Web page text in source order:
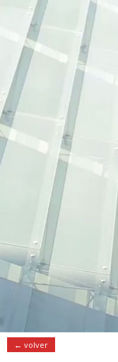
← volver